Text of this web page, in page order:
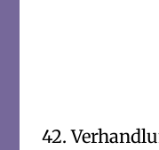
42.